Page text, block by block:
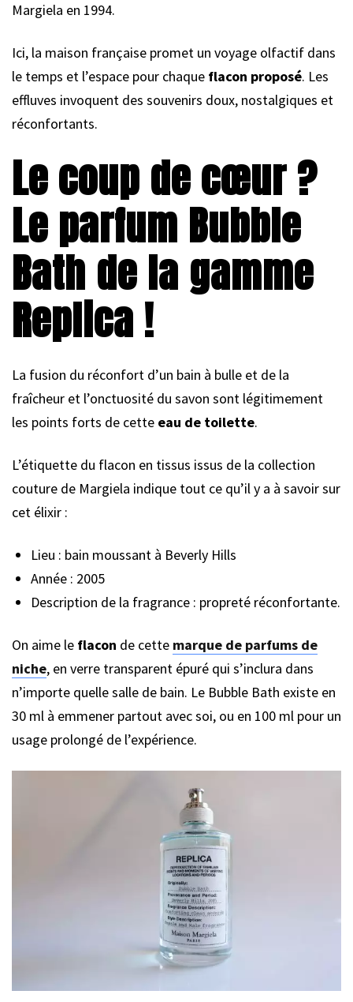
Margiela en 1994.
Ici, la maison française promet un voyage olfactif dans
le temps et l’espace pour chaque flacon proposé. Les
effluves invoquent des souvenirs doux, nostalgiques et
réconfortants.
Le coup de cœur ?
Le parfum Bubble
Bath de la gamme
Replica !
La fusion du réconfort d’un bain à bulle et de la
fraîcheur et l’onctuosité du savon sont légitimement
les points forts de cette eau de toilette.
L’étiquette du flacon en tissus issus de la collection
couture de Margiela indique tout ce qu’il y a à savoir sur
cet élixir :
Lieu : bain moussant à Beverly Hills
Année : 2005
Description de la fragrance : propreté réconfortante.
On aime le flacon de cette marque de parfums de
niche, en verre transparent épuré qui s’inclura dans
n’importe quelle salle de bain. Le Bubble Bath existe en
30 ml à emmener partout avec soi, ou en 100 ml pour un
usage prolongé de l’expérience.